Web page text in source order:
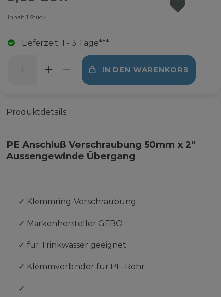
Inhalt 1 Stück
Lieferzeit: 1 - 3 Tage***
IN DEN WARENKORB
Produktdetails:
PE Anschluß Verschraubung 50mm x 2"
Aussengewinde Übergang
✓ Klemmring-Verschraubung
✓ Markenhersteller GEBO
✓ für Trinkwasser geeignet
✓ Klemmverbinder für PE-Rohr
✓